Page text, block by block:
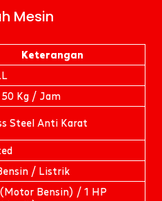
Mesin​
Keterangan
50 Kg / Jam
Steel Anti Karat
/ Listrik
Bensin) / 1 HP